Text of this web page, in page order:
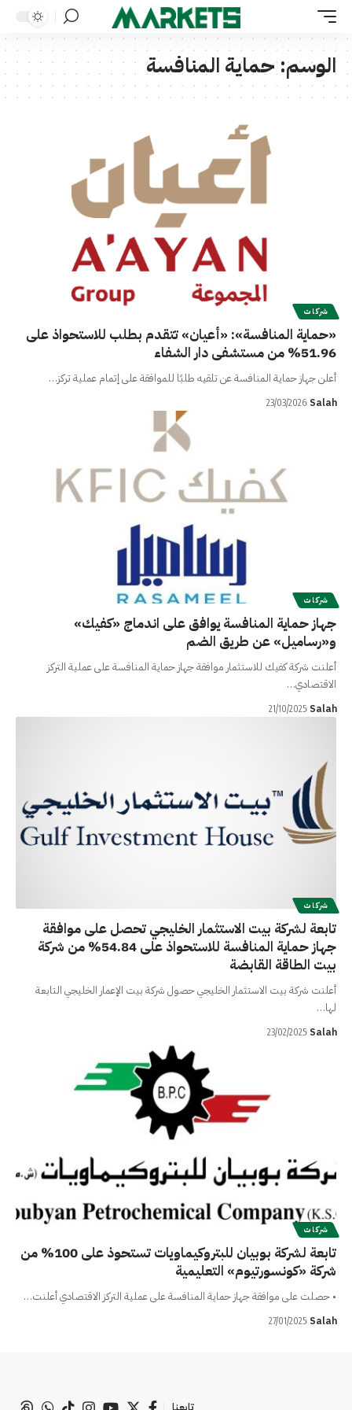
الوسم:حماية المنافسة
شركات
«حماية المنافسة»: «أعيان» تتقدم بطلب للاستحواذ على
51.96% من مستشفى دار الشفاء
أعلن جهاز حماية المنافسة عن تلقيه طلبًا للموافقة على إتمام عملية تركز…
Salah
23/03/2026
شركات
جهاز حماية المنافسة يوافق على اندماج «كفيك»
و«رساميل» عن طريق الضم
أعلنت شركة كفيك للاستثمار موافقة جهاز حماية المنافسة على عملية التركز
الاقتصادي…
Salah
21/10/2025
شركات
تابعة لشركة بيت الاستثمار الخليجي تحصل على موافقة
جهاز حماية المنافسة للاستحواذ على 54.84% من شركة
بيت الطاقة القابضة
أعلنت شركة بيت الاستثمار الخليجي حصول شركة بيت الإعمار الخليجي التابعة
لها…
Salah
23/02/2025
شركات
تابعة لشركة بوبيان للبتروكيماويات تستحوذ على 100% من
شركة «كونسورتيوم» التعليمية
• حصلت على موافقة جهاز حماية المنافسة على عملية التركز الاقتصادي أعلنت…
Salah
27/01/2025